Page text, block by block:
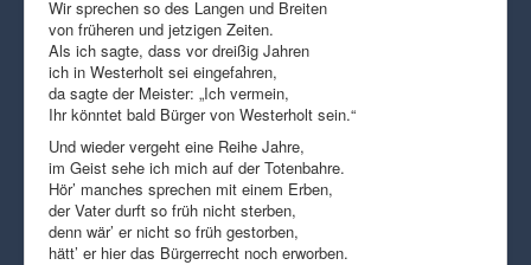
Wir sprechen so des Langen und Breiten
von früheren und jetzigen Zeiten.
Als ich sagte, dass vor dreißig Jahren
ich in Westerholt sei eingefahren,
da sagte der Meister: „Ich vermein,
Ihr könntet bald Bürger von Westerholt sein.“
Und wieder vergeht eine Reihe Jahre,
im Geist sehe ich mich auf der Totenbahre.
Hör’ manches sprechen mit einem Erben,
der Vater durft so früh nicht sterben,
denn wär’ er nicht so früh gestorben,
hätt’ er hier das Bürgerrecht noch erworben.